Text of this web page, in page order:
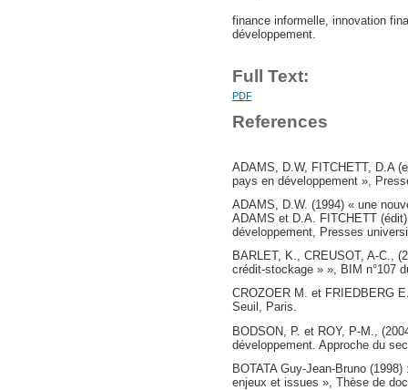
finance informelle, innovation
développement.
Full Text:
PDF
References
ADAMS, D.W, FITCHETT, D.A
pays en développement »,
ADAMS, D.W. (1994) « une
ADAMS et D.A. FITCHETT
développement, Presses
BARLET, K., CREUSOT, A-C.,
crédit-stockage » », BIM n°107
CROZOER M. et FRIEDBERG
Seuil, Paris.
BODSON, P. et ROY, P-M.,
développement. Approche du
BOTATA Guy-Jean-Bruno
enjeux et issues », Thèse de